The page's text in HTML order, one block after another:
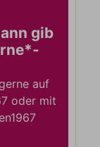
gib
auf
oder mit